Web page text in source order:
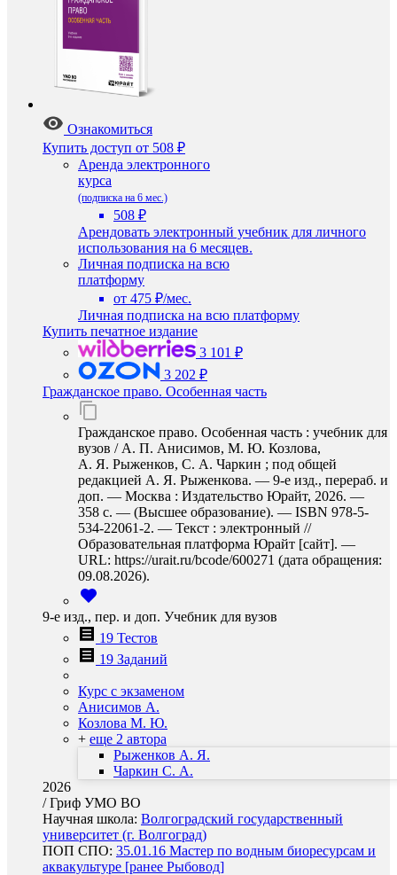
Ознакомиться
Купить доступ от 508 ₽
Аренда электронного
курса
(подписка на 6 мес.)
508 ₽
Арендовать электронный учебник для личного
использования на 6 месяцев.
Личная подписка на всю
платформу
от 475 ₽/мес.
Личная подписка на всю платформу
Купить печатное издание
3 101 ₽
3 202 ₽
Гражданское право. Особенная часть
Гражданское право. Особенная часть : учебник для
вузов / А. П. Анисимов, М. Ю. Козлова,
А. Я. Рыженков, С. А. Чаркин ; под общей
редакцией А. Я. Рыженкова. — 9-е изд., перераб. и
доп. — Москва : Издательство Юрайт, 2026. —
358 с. — (Высшее образование). — ISBN 978-5-
534-22061-2. — Текст : электронный //
Образовательная платформа Юрайт [сайт]. —
URL: https://urait.ru/bcode/600271 (дата обращения:
09.08.2026).
9-е изд., пер. и доп. Учебник для вузов
19 Тестов
19 Заданий
Курс с экзаменом
Анисимов А.
Козлова М. Ю.
+ еще 2 автора
Рыженков А. Я.
Чаркин С. А.
2026
/Гриф УМО ВО
Научная школа: Волгоградский государственный
университет (г. Волгоград)
ПОП СПО: 35.01.16 Мастер по водным биоресурсам и
аквакультуре [ранее Рыбовод]